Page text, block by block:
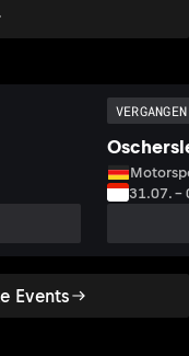
Events
VERGANGEN
31.07. –